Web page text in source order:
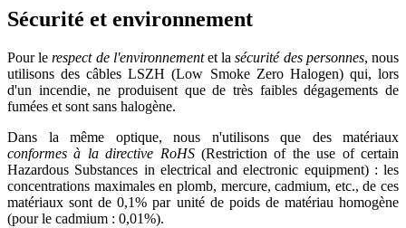
Sécurité et environnement
Pour lerespect de l'environnementet lasécurité des personnes, nous
utilisons des câbles LSZH (Low Smoke Zero Halogen) qui, lors
d'un incendie, ne produisent que de très faibles dégagements de
fumées et sont sans halogène.
Dans la même optique, nous n'utilisons que des matériaux
conformes à la directive RoHS(Restriction of the use of certain
Hazardous Substances in electrical and electronic equipment) : les
concentrations maximales en plomb, mercure, cadmium, etc., de ces
matériaux sont de 0,1% par unité de poids de matériau homogène
(pour le cadmium : 0,01%).